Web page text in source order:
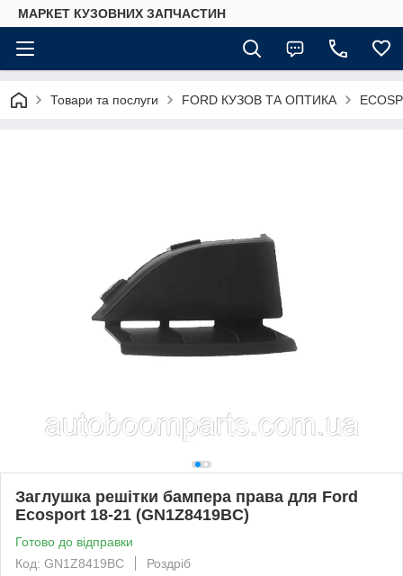
МАРКЕТ КУЗОВНИХ ЗАПЧАСТИН
Товари та послуги FORD КУЗОВ ТА ОПТИКА
Заглушка решітки бампера права для Ford
Ecosport 18-21 (GN1Z8419BC)
Готово до відправки
Код: GN1Z8419BC
Роздріб